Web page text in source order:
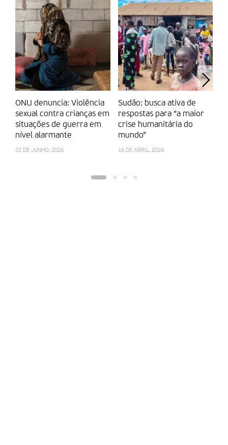
ONU denuncia: Violência
sexual contra crianças em
situações de guerra em
nível alarmante
22 DE JUNHO, 2026
Sudão: busca ativa de
respostas para “a maior
crise humanitária do
mundo”
16 DE ABRIL, 2026